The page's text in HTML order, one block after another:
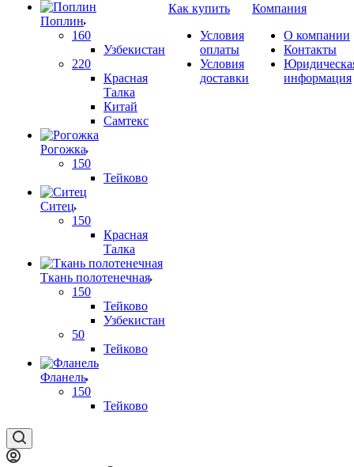
Поплин
160
Узбекистан
220
Красная
Талка
Китай
Самтекс
Рогожка
150
Тейково
Ситец
150
Красная
Талка
Ткань полотенечная
150
Тейково
Узбекистан
50
Тейково
Фланель
150
Тейково
Как купить
Условия
оплаты
Условия
доставки
Компания
О компании
Контакты
информация